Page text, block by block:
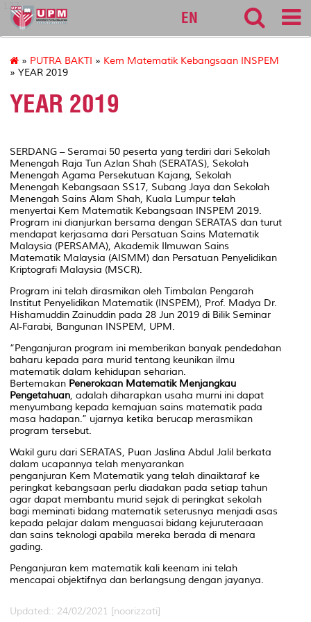
127
EN
» PUTRA BAKTI » Kem Matematik Kebangsaan INSPEM
» YEAR 2019
YEAR 2019
SERDANG – Seramai 50 peserta yang terdiri dari Sekolah
Menengah Raja Tun Azlan Shah (SERATAS), Sekolah
Menengah Agama Persekutuan Kajang, Sekolah
Menengah Kebangsaan SS17, Subang Jaya dan Sekolah
Menengah Sains Alam Shah, Kuala Lumpur telah
menyertai Kem Matematik Kebangsaan INSPEM 2019.
Program ini dianjurkan bersama dengan SERATAS dan turut
mendapat kerjasama dari Persatuan Sains Matematik
Malaysia (PERSAMA), Akademik Ilmuwan Sains
Matematik Malaysia (AISMM) dan Persatuan Penyelidikan
Kriptografi Malaysia (MSCR).
Program ini telah dirasmikan oleh Timbalan Pengarah
Institut Penyelidikan Matematik (INSPEM), Prof. Madya Dr.
Hishamuddin Zainuddin pada 28 Jun 2019 di Bilik Seminar
Al-Farabi, Bangunan INSPEM, UPM.
“Penganjuran program ini memberikan banyak pendedahan
baharu kepada para murid tentang keunikan ilmu
matematik dalam kehidupan seharian.
Bertemakan Penerokaan Matematik Menjangkau
Pengetahuan, adalah diharapkan usaha murni ini dapat
menyumbang kepada kemajuan sains matematik pada
masa hadapan.” ujarnya ketika berucap merasmikan
program tersebut.
Wakil guru dari SERATAS, Puan Jaslina Abdul Jalil berkata
dalam ucapannya telah menyarankan
penganjuran Kem Matematik yang telah dinaiktaraf ke
peringkat kebangsaan perlu diadakan pada setiap tahun
agar dapat membantu murid sejak di peringkat sekolah
bagi meminati bidang matematik seterusnya menjadi asas
kepada pelajar dalam menguasai bidang kejuruteraaan
dan sains teknologi apabila mereka berada di menara
gading.
Penganjuran kem matematik kali keenam ini telah
mencapai objektifnya dan berlangsung dengan jayanya.
Updated:: 24/02/2021 [noorizzati]